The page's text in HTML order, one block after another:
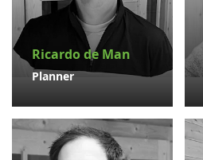
Ricardo de Man
Planner